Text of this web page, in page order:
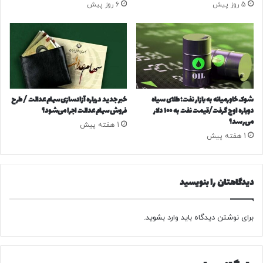
؟
غ
ی
ت
ع
ی
ی
ن‌
ک
ن
ن
ه
ر
ز
گ
5 روز پیش 6 روز پیش
شوک خاورمیانه به بازار نفت؛ طلای سیاه
دوباره اوج گرفت/قیمت نفت به ۱۰۰ دلار
می‌رسد؟
1 هفته پیش
خبر جدید درباره آزادسازی سهام عدالت / طرح
فروش سهام عدالت اجرا می‌شود؟
1 هفته پیش
دیدگاهتان را بنویسید
برای نوشتن دیدگاه باید وارد بشوید.